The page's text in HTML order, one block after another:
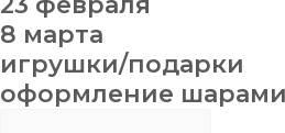
8 марта
игрушки/подарки
оформление шарами